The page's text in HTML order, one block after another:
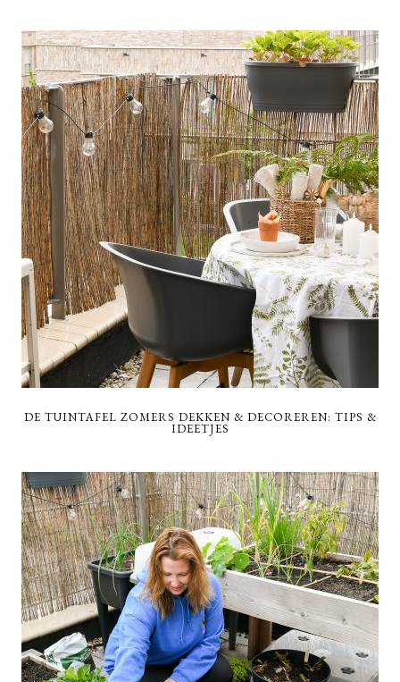
DE TUINTAFEL ZOMERS DEKKEN & DECOREREN: TIPS &
IDEETJES